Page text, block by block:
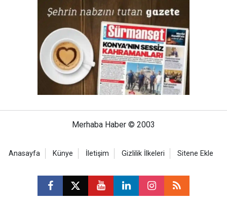
Merhaba Haber © 2003
Anasayfa Künye İletişim Gizlilik İlkeleri Sitene Ekle